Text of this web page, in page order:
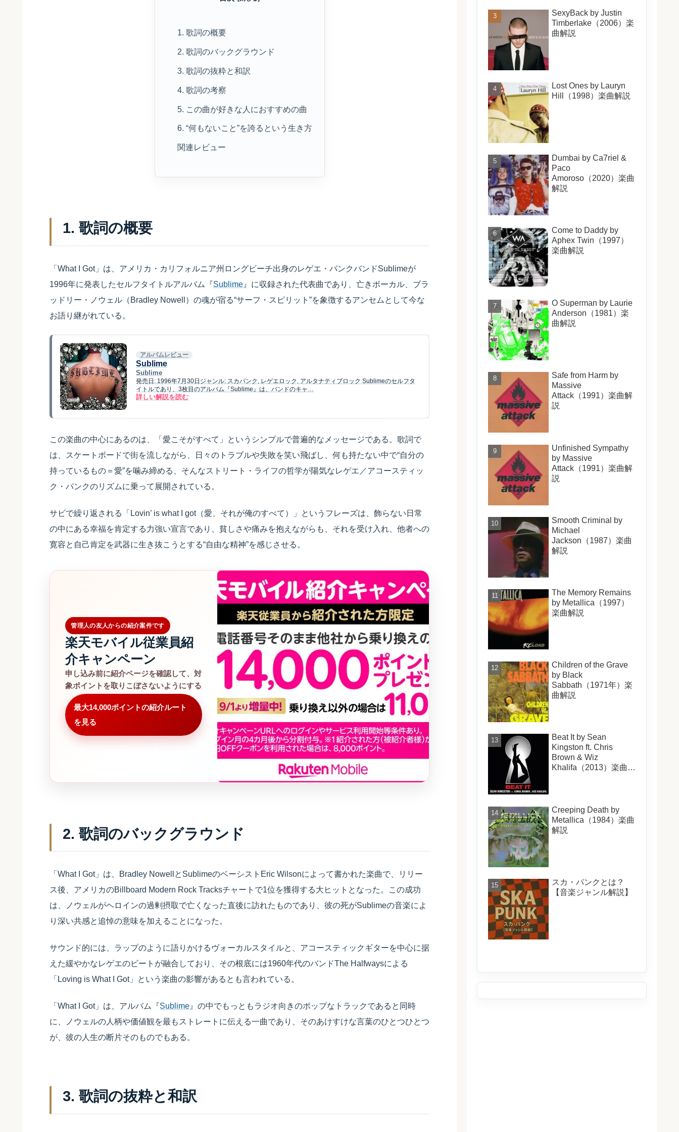
1. 歌詞の概要
2. 歌詞のバックグラウンド
3. 歌詞の抜粋と和訳
4. 歌詞の考察
5. この曲が好きな人におすすめの曲
6. “何もないこと”を誇るという生き方
関連レビュー
1. 歌詞の概要
「What I Got」は、アメリカ・カリフォルニア州ロングビーチ出身のレゲエ・パンクバンドSublimeが
1996年に発表したセルフタイトルアルバム『Sublime 』に収録された代表曲であり、亡きボーカル、ブラ
ッドリー・ノウェル（Bradley Nowell）の魂が宿る“サーフ・スピリット”を象徴するアンセムとして今な
お語り継がれている。
アルバムレビュー
Sublime
Sublime
発売日: 1996年7月30日ジャンル: スカパンク, レゲエロック, アルタナティブロック Sublimeのセルフタ
イトルであり、3枚目のアルバム『Sublime』は、バンドのキャ…
詳しい解説を読む
この楽曲の中心にあるのは、「愛こそがすべて」というシンプルで普遍的なメッセージである。歌詞で
は、スケートボードで街を流しながら、日々のトラブルや失敗を笑い飛ばし、何も持たない中で“自分の
持っているもの＝愛”を噛み締める、そんなストリート・ライフの哲学が陽気なレゲエ／アコースティッ
ク・パンクのリズムに乗って展開されている。
サビで繰り返される「Lovin’ is what I got（愛、それが俺のすべて）」というフレーズは、飾らない日常
の中にある幸福を肯定する力強い宣言であり、貧しさや痛みを抱えながらも、それを受け入れ、他者への
寛容と自己肯定を武器に生き抜こうとする“自由な精神”を感じさせる。
管理人の友人からの紹介案件です
楽天モバイル従業員紹
介キャンペーン
申し込み前に紹介ページを確認して、対
象ポイントを取りこぼさないようにする
最大14,000ポイントの紹介ルート
を見る
2. 歌詞のバックグラウンド
「What I Got」は、Bradley NowellとSublimeのベーシストEric Wilsonによって書かれた楽曲で、リリー
ス後、アメリカのBillboard Modern Rock Tracksチャートで1位を獲得する大ヒットとなった。この成功
は、ノウェルがヘロインの過剰摂取で亡くなった直後に訪れたものであり、彼の死がSublimeの音楽によ
り深い共感と追悼の意味を加えることになった。
サウンド的には、ラップのように語りかけるヴォーカルスタイルと、アコースティックギターを中心に据
えた緩やかなレゲエのビートが融合しており、その根底には1960年代のバンドThe Halfwaysによる
「Loving is What I Got」という楽曲の影響があるとも言われている。
「What I Got」は、アルバム『Sublime 』の中でもっともラジオ向きのポップなトラックであると同時
に、ノウェルの人柄や価値観を最もストレートに伝える一曲であり、そのあけすけな言葉のひとつひとつ
が、彼の人生の断片そのものでもある。
3. 歌詞の抜粋と和訳
SexyBack by Justin
Timberlake（2006）楽
曲解説
Lost Ones by Lauryn
Hill（1998）楽曲解説
Dumbai by Ca7riel &
Paco
Amoroso（2020）楽曲
解説
Come to Daddy by
Aphex Twin（1997）
楽曲解説
O Superman by Laurie
Anderson（1981）楽
曲解説
Safe from Harm by
Massive
Attack（1991）楽曲解
説
Unfinished Sympathy
by Massive
Attack（1991）楽曲解
説
Smooth Criminal by
Michael
Jackson（1987）楽曲
解説
The Memory Remains
by Metallica（1997）
楽曲解説
Children of the Grave
by Black
Sabbath（1971年）楽
曲解説
Beat It by Sean
Kingston ft. Chris
Brown & Wiz
Khalifa（2013）楽曲解
Creeping Death by
Metallica（1984）楽曲
解説
スカ・パンクとは？
【音楽ジャンル解説】